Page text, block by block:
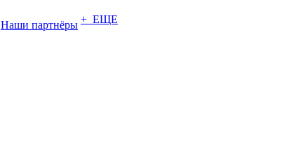
Наши партнёры + ЕЩЕ